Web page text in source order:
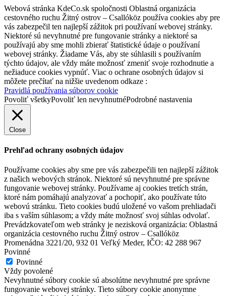
Hotel Legend
Dunajská Streda
Hotel
Webová stránka KdeCo.sk spoločnosti Oblastná organizácia
cestovného ruchu Žitný ostrov – Csallóköz používa cookies aby pre
vás zabezpečil ten najlepší zážitok pri používaní webovej stránky.
Niektoré sú nevyhnutné pre fungovanie stránky a niektoré sa
používajú aby sme mohli zbierať štatistické údaje o používaní
webovej stránky. Žiadame Vás, aby ste súhlasili s používaním
týchto údajov, ale vždy máte možnosť zmeniť svoje rozhodnutie a
nežiaduce cookies vypnúť. Viac o ochrane osobných údajov si
môžete prečítať na nižšie uvedenom odkaze :
Pravidlá používania súborov cookie
Povoliť všetkyPovoliť len nevyhnutnéPodrobné nastavenia
Close
Prehľad ochrany osobných údajov
Používame cookies aby sme pre vás zabezpečili ten najlepší zážitok
z našich webových stránok. Niektoré sú nevyhnutné pre správne
fungovanie webovej stránky. Používame aj cookies tretích strán,
ktoré nám pomáhajú analyzovať a pochopiť, ako používate túto
webovú stránku. Tieto cookies budú uložené vo vašom prehliadači
iba s vaším súhlasom; a vždy máte možnosť svoj súhlas odvolať.
Prevádzkovateľom web stránky je nezisková organizácia: Oblastná
organizácia cestovného ruchu Žitný ostrov – Csallóköz
Promenádna 3221/20, 932 01 Veľký Meder, IČO: 42 288 967
Povinné
Povinné
Vždy povolené
Nevyhnutné súbory cookie sú absolútne nevyhnutné pre správne
fungovanie webovej stránky. Tieto súbory cookie anonymne